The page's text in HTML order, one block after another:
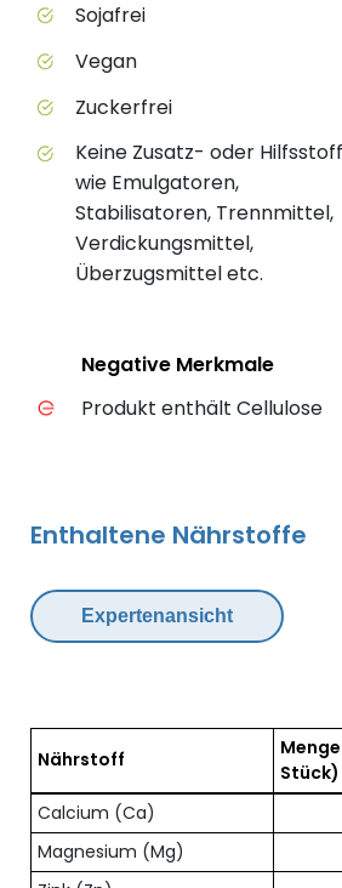
Sojafrei
Vegan
Zuckerfrei
Keine Zusatz- oder
wie Emulgatoren,
Stabilisatoren, Trennmittel,
Verdickungsmittel,
Überzugsmittel etc.
Negative Merkmale des
StatusNegative Merkmale
Produkt enthält Cellulose
Enthaltene Nährstoffe
Expertenansicht
Übersicht der enthaltenen
Nährstoff
Stück)
Calcium (Ca)
Magnesium (Mg)